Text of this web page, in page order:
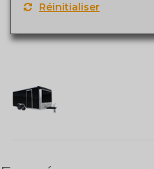
Réinitialiser